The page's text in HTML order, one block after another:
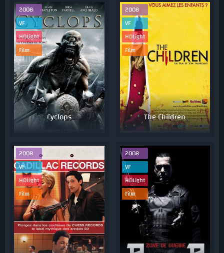
Cyclops
2008
VF
HDLight
Film
The Children
2008
VF
HDLight
Film
2008
VF
HDLight
Film
2008
VF
HDLight
Film